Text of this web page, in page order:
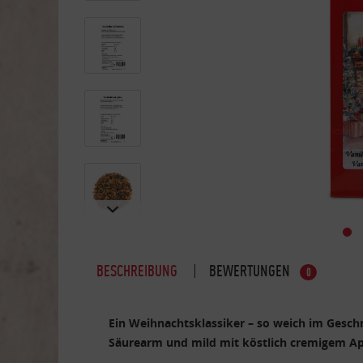
BESCHREIBUNG BEWERTUNGEN 0
Ein Weihnachtsklassiker – so weich im
Säurearm und mild mit köstlich cremigem